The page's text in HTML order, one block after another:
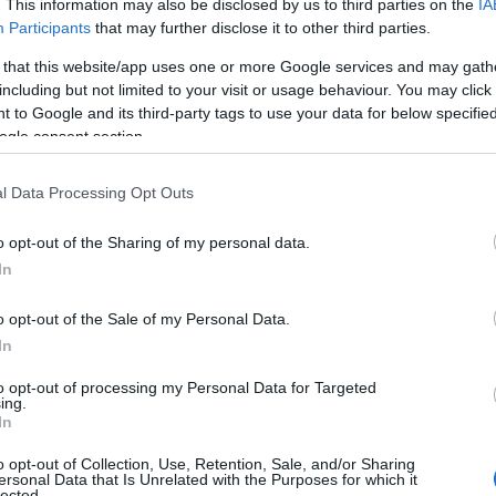
This information may also be disclosed by us to third parties on the
Participants that may further disclose it to other third parties.
that this website/app uses one or more Google services and may
but not limited to your visit or usage behaviour. You may
to Google and its third-party tags to use your data for below
consent section.
Data Processing Opt Outs
opt-out of the Sharing of my personal data.
opt-out of the Sale of my Personal Data.
opt-out of processing my Personal Data for Targeted
opt-out of Collection, Use, Retention, Sale, and/or Sharing
Data that Is Unrelated with the Purposes for which it
διακοπή υδροδότησης, προκειμένου να
βρίσκονται σε λίγο στο σημείο και θα
αποκατάσταση.
οι εργασίες.